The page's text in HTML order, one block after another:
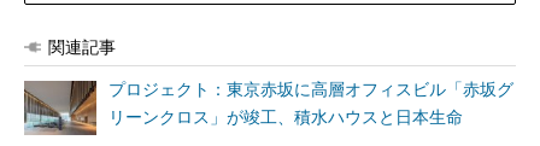
関連記事
プロジェクト：東京赤坂に高層オフィスビル「赤坂グ
リーンクロス」が竣工、積水ハウスと日本生命